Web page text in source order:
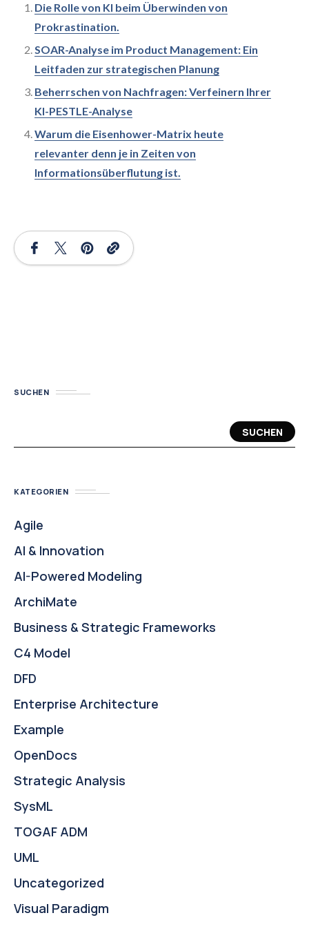
Die Rolle von KI beim Überwinden von
Prokrastination.
SOAR-Analyse im Product Management: Ein
Leitfaden zur strategischen Planung
Beherrschen von Nachfragen: Verfeinern Ihrer
KI-PESTLE-Analyse
Warum die Eisenhower-Matrix heute
relevanter denn je in Zeiten von
Informationsüberflutung ist.
SUCHEN
SUCHEN
KATEGORIEN
Agile
AI & Innovation
AI-Powered Modeling
ArchiMate
Business & Strategic Frameworks
C4 Model
DFD
Enterprise Architecture
Example
OpenDocs
Strategic Analysis
SysML
TOGAF ADM
UML
Uncategorized
Visual Paradigm